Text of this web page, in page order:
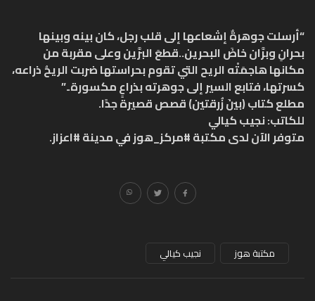
“أرسلت جوهرةٌ إشعاعها إلى قلب رجل، كان بينه وبينها
بحرانِ وبرَّان خاضَ البحرين..قطعَ البرَّين وعلى مقربة من
مكانها هاجمَتْه الريح التي تقوم بحراستها ضربت الريحُ ذراعه،
كسرتها، فتابع السير إلى جوهرته بذراعٍ مكسورة..”
مطلع كتاب (بينَ زُرقتين) قصص قصيرة جدًا.
للكاتب: نجيب كيالي
متوفر الآن لدى مكتبة#مركز_هوزفي مدينة#اعزاز.
مكتبة هوز نجيب كيالي